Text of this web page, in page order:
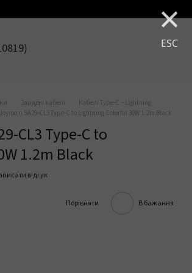
×
ESC
Зарядні кабелі
Кабелі Type-C – Lightning
SA29-CL3 Type-C to Lightning Colorful 30W 1.2m Black
CL3 Type-C to
1.2m Black
відгук
Порівняти В бажання